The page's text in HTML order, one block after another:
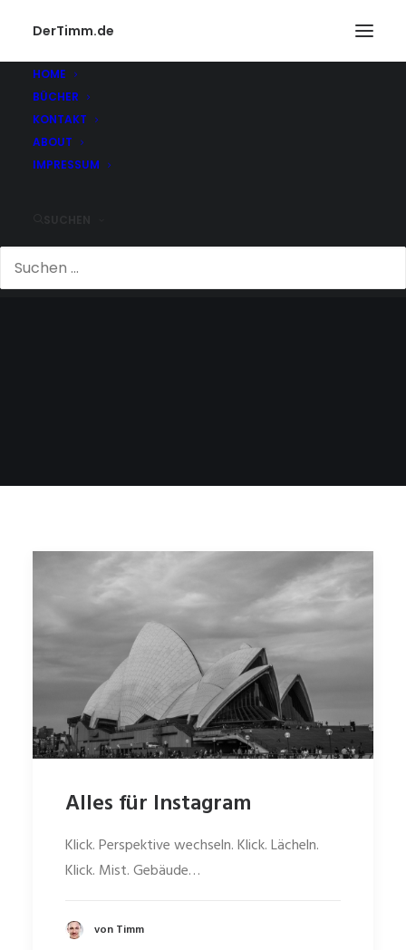
DerTimm.de
HOME
BÜCHER
KONTAKT
ABOUT
IMPRESSUM
SONNENUNTERGANG
Alles für Instagram
Klick. Perspektive wechseln. Klick. Lächeln.
Klick. Mist. Gebäude…
von Timm